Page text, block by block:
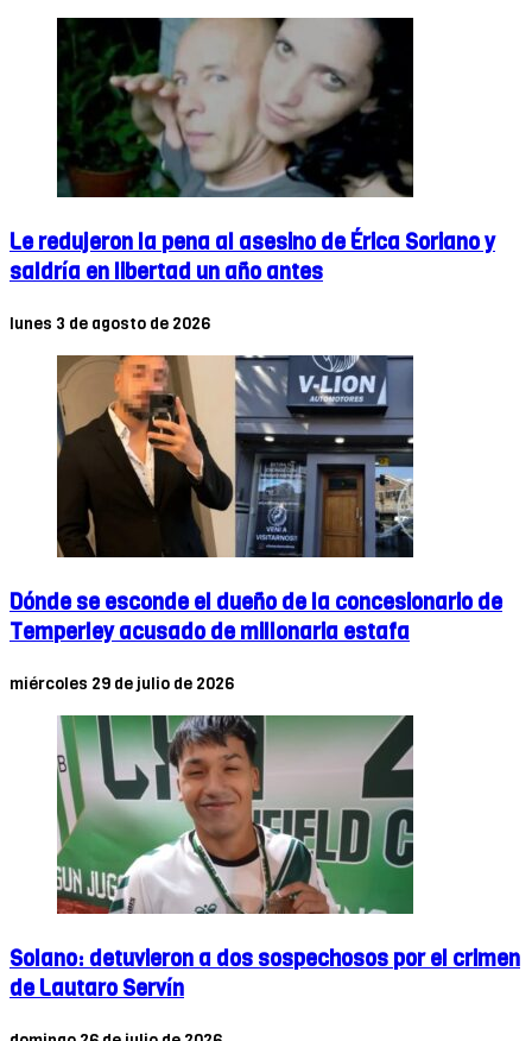
Le redujeron la pena al asesino de Érica Soriano y
saldría en libertad un año antes
lunes 3 de agosto de 2026
Dónde se esconde el dueño de la concesionario de
Temperley acusado de millonaria estafa
miércoles 29 de julio de 2026
Solano: detuvieron a dos sospechosos por el crimen
de Lautaro Servín